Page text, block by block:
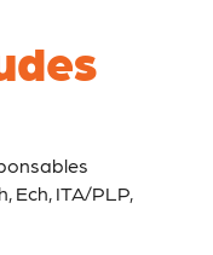
Ech, ITA/PLP,